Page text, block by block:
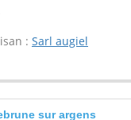
: Sarl augiel
sur argens